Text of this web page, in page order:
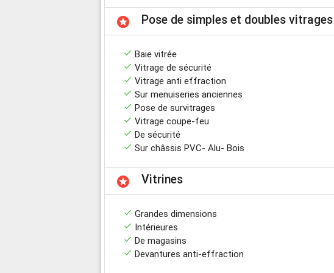
stars Pose de simples et doubles vitrages
done Baie vitrée
done Vitrage de sécurité
done Vitrage anti effraction
done Sur menuiseries anciennes
done Pose de survitrages
done Vitrage coupe-feu
done De sécurité
done Sur châssis PVC- Alu- Bois
stars Vitrines
done Grandes dimensions
done Intérieures
done De magasins
done Devantures anti-effraction